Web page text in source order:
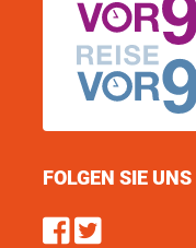
FOLGEN SIE UNS
Find us
Follow